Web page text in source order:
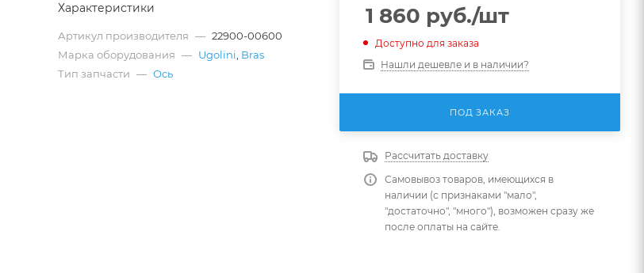
Характеристики
Артикул производителя — 22900-00600
Марка оборудования — Ugolini Bras
Тип запчасти — Ось
1 860 руб./шт
Доступно для заказа
Нашли дешевле и в наличии?
ПОД ЗАКАЗ
Рассчитать доставку
Самовывоз товаров, имеющихся в
наличии (с признаками "мало",
"достаточно", "много"), возможен сразу же
после оплаты на сайте.